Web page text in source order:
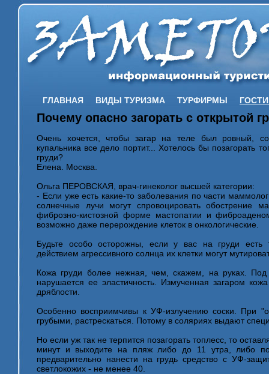
ГЛАВНАЯ ВИДЫ ТУРИЗМА ТУРФИРМЫ
Почему опасно загорать с открытой
Очень хочется, чтобы загар на теле был ровный,
купальника все дело портит... Хотелось бы позагорать
груди?
Елена. Москва.
Ольга ПЕРОВСКАЯ, врач-гинеколог высшей категории:
- Если уже есть какие-то заболевания по части
солнечные лучи могут спровоцировать обострение
фиброзно-кистозной форме мастопатии и
возможно даже перерождение клеток в онкологические.
Будьте особо осторожны, если у вас на груди
действием агрессивного солнца их клетки могут
Кожа груди более нежная, чем, скажем, на руках.
нарушается ее эластичность. Измученная загаром
дряблости.
Особенно восприимчивы к УФ-излучению соски. При
грубыми, растрескаться. Потому в соляриях выдают
Но если уж так не терпится позагорать топлесс, то
минут и выходите на пляж либо до 11 утра, либо
предварительно нанести на грудь средство с УФ-
светлокожих - не менее 40.